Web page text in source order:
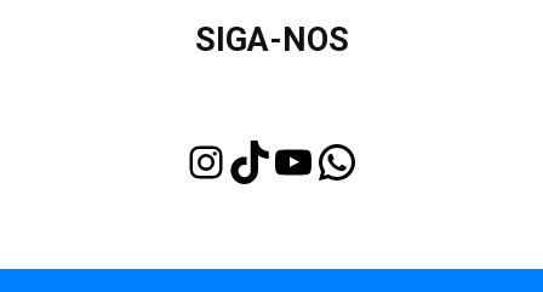
SIGA-NOS
InstagramTikTok Youtube WhatsApp